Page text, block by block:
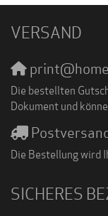
VERSAND
print@home
Die bestellten
Dokument und
Die Bestellung wird
SICHERES